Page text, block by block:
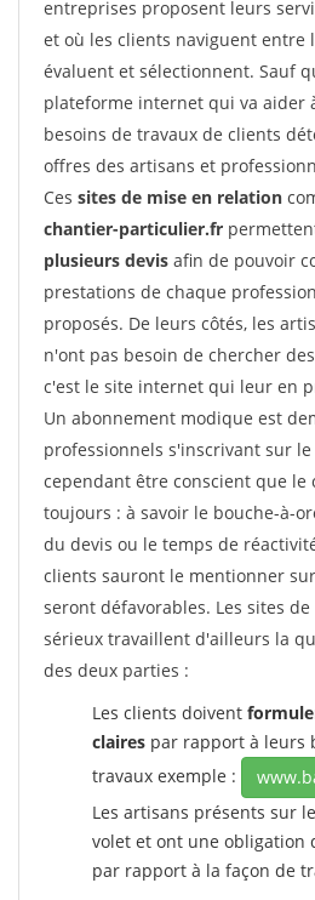
entreprises proposent leurs
et où les clients naviguent entre
évaluent et sélectionnent. Sauf
plateforme internet qui va aider
besoins de travaux de clients
offres des artisans et
Ces sites de mise en relation
chantier-particulier.fr
plusieurs devis afin de pouvoir
prestations de chaque
proposés. De leurs côtés, les
n'ont pas besoin de chercher
c'est le site internet qui leur en
Un abonnement modique est
professionnels s'inscrivant sur
cependant être conscient que le
toujours : à savoir le bouche-à-
du devis ou le temps de
clients sauront le mentionner
seront défavorables. Les sites
sérieux travaillent d'ailleurs la
des deux parties :
Les clients doivent
claires par rapport à leurs
travaux exemple :
Les artisans présents sur
volet et ont une obligation
par rapport à la façon de